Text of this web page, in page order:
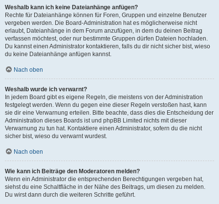
Weshalb kann ich keine Dateianhänge anfügen?
Rechte für Dateianhänge können für Foren, Gruppen und einzelne Benutzer
vergeben werden. Die Board-Administration hat es möglicherweise nicht
erlaubt, Dateianhänge in dem Forum anzufügen, in dem du deinen Beitrag
verfassen möchtest, oder nur bestimmte Gruppen dürfen Dateien hochladen.
Du kannst einen Administrator kontaktieren, falls du dir nicht sicher bist, wieso
du keine Dateianhänge anfügen kannst.
Nach oben
Weshalb wurde ich verwarnt?
In jedem Board gibt es eigene Regeln, die meistens von der Administration
festgelegt werden. Wenn du gegen eine dieser Regeln verstoßen hast, kann
sie dir eine Verwarnung erteilen. Bitte beachte, dass dies die Entscheidung der
Administration dieses Boards ist und phpBB Limited nichts mit dieser
Verwarnung zu tun hat. Kontaktiere einen Administrator, sofern du die nicht
sicher bist, wieso du verwarnt wurdest.
Nach oben
Wie kann ich Beiträge den Moderatoren melden?
Wenn ein Administrator die entsprechenden Berechtigungen vergeben hat,
siehst du eine Schaltfläche in der Nähe des Beitrags, um diesen zu melden.
Du wirst dann durch die weiteren Schritte geführt.